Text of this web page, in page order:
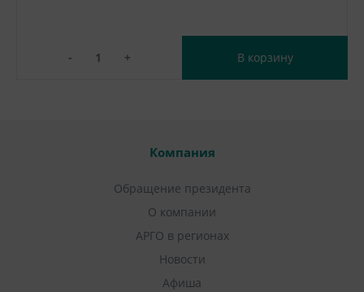
- + В корзину
Компания
Обращение президента
О компании
АРГО в регионах
Новости
Афиша